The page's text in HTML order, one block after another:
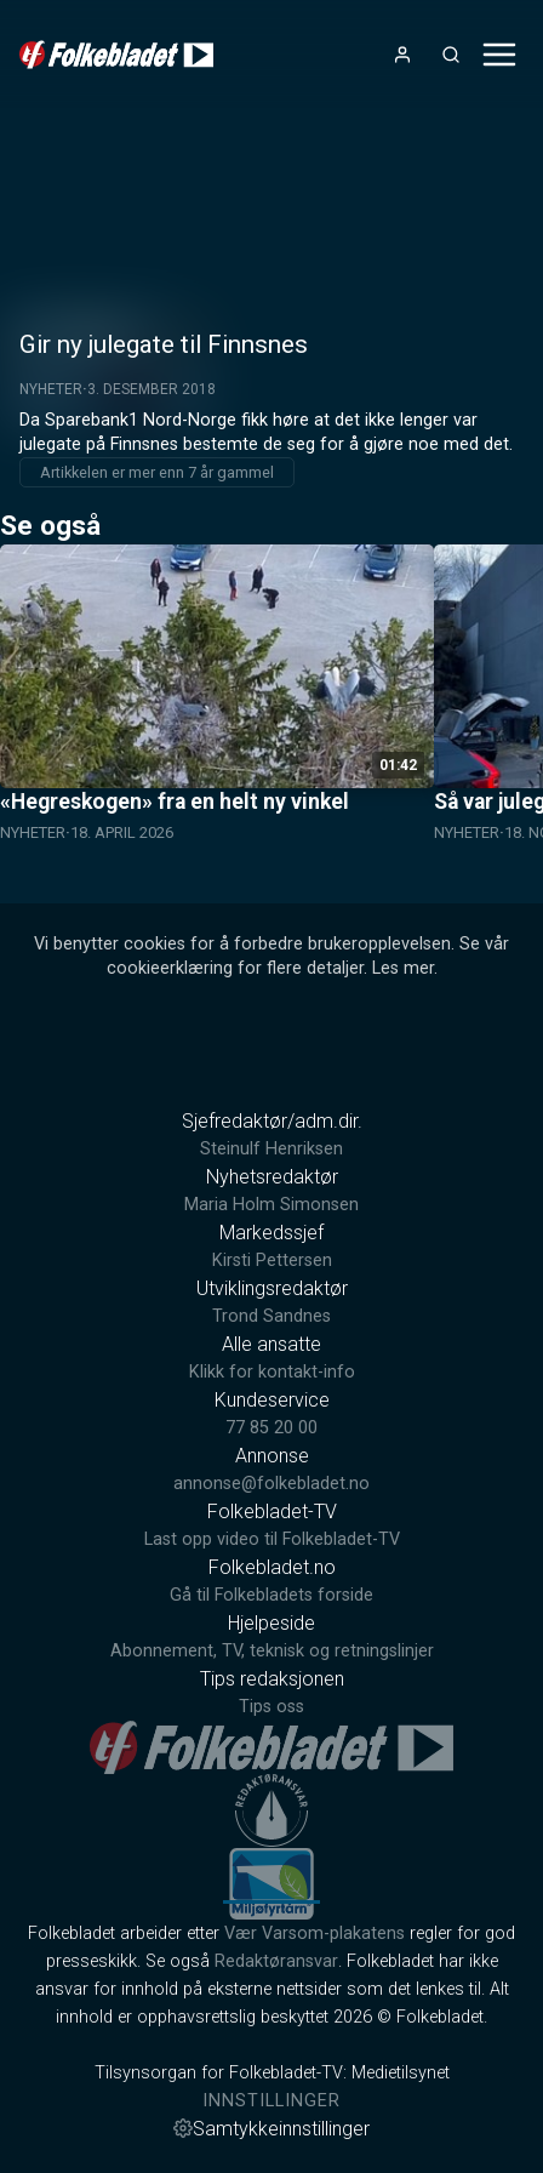
Gir ny julegate til Finnsnes
NYHETER 3. DESEMBER 2018
Da Sparebank1 Nord-Norge fikk høre at det ikke lenger var
julegate på Finnsnes bestemte de seg for å gjøre noe med det.
Artikkelen er mer enn 7 år gammel
Se også
01:42
«Hegreskogen» fra en helt ny vinkel
NYHETER 18. APRIL 2026
Så var
NYHETER 18.
Vi benytter cookies for å forbedre brukeropplevelsen. Se vår
cookieerklæring for flere detaljer. Les mer.
Sjefredaktør/adm.dir.
Steinulf Henriksen
Nyhetsredaktør
Maria Holm Simonsen
Markedssjef
Kirsti Pettersen
Utviklingsredaktør
Trond Sandnes
Alle ansatte
Klikk for kontakt-info
Kundeservice
77 85 20 00
Annonse
annonse@folkebladet.no
Folkebladet-TV
Last opp video til Folkebladet-TV
Folkebladet.no
Gå til Folkebladets forside
Hjelpeside
Abonnement, TV, teknisk og retningslinjer
Tips redaksjonen
Tips oss
Folkebladet arbeider etter Vær Varsom-plakatens regler for god
presseskikk. Se også Redaktøransvar. Folkebladet har ikke
ansvar for innhold på eksterne nettsider som det lenkes til. Alt
innhold er opphavsrettslig beskyttet 2026 © Folkebladet.
Tilsynsorgan for Folkebladet-TV: Medietilsynet
INNSTILLINGER
Samtykkeinnstillinger